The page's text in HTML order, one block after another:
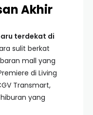
Akhir
terdekat di
sulit berkat
mall yang
di Living
Transmart,
yang